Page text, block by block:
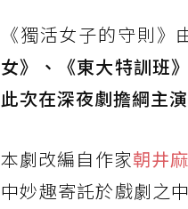
《獨活女子的守則》
女》、《東大特訓班
此次在深夜劇擔綱主
本劇改編自作家朝井
中妙趣寄託於戲劇之